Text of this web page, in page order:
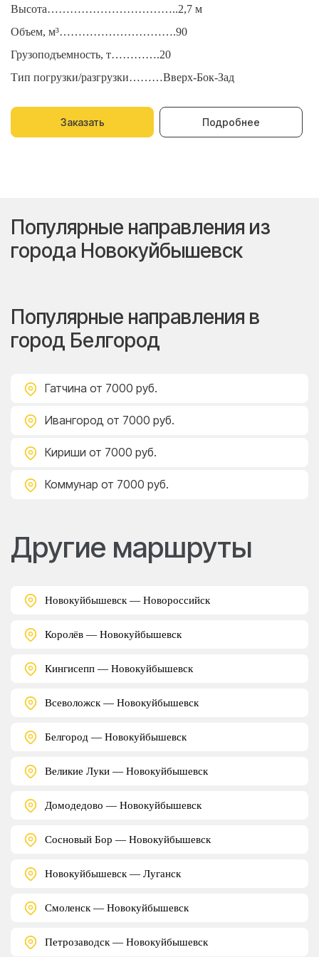
Высота……………………………..2,7 м
Объем, м³………………………….90
Грузоподъемность, т………….20
Тип погрузки/разгрузки………Вверх-Бок-Зад
Заказать Подробнее
Популярные направления из
города Новокуйбышевск
Популярные направления в
город Белгород
Гатчина от 7000 руб.
Ивангород от 7000 руб.
Кириши от 7000 руб.
Коммунар от 7000 руб.
Другие маршруты
Новокуйбышевск — Новороссийск
Королёв — Новокуйбышевск
Кингисепп — Новокуйбышевск
Всеволожск — Новокуйбышевск
Белгород — Новокуйбышевск
Великие Луки — Новокуйбышевск
Домодедово — Новокуйбышевск
Сосновый Бор — Новокуйбышевск
Новокуйбышевск — Луганск
Смоленск — Новокуйбышевск
Петрозаводск — Новокуйбышевск